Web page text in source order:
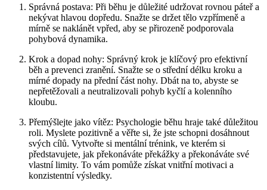
Správná postava: Při běhu je důležité udržovat rovnou páteř a
nekývat hlavou dopředu. Snažte se držet tělo vzpřímeně a
mírně se naklánět vpřed, aby se přirozeně podporovala
pohybová dynamika.
Krok a dopad nohy: Správný krok je klíčový pro efektivní
běh a prevenci zranění. Snažte se o střední délku kroku a
mírné dopady na přední část nohy. Dbát na to, abyste se
nepřetěžovali a neutralizovali pohyb kyčlí a kolenního
kloubu.
Přemýšlejte jako vítěz: Psychologie běhu hraje také důležitou
roli. Myslete pozitivně a věřte si, že jste schopni dosáhnout
svých cílů. Vytvořte si mentální trénink, ve kterém si
představujete, jak překonáváte překážky a překonáváte své
vlastní limity. To vám pomůže získat vnitřní motivaci a
konzistentní výsledky.